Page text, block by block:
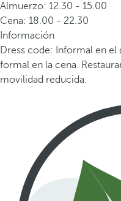
Almuerzo: 12.30 - 15.00
Cena: 18.00 - 22.30
Información
Dress code: Informal en
formal en la cena.
movilidad reducida.